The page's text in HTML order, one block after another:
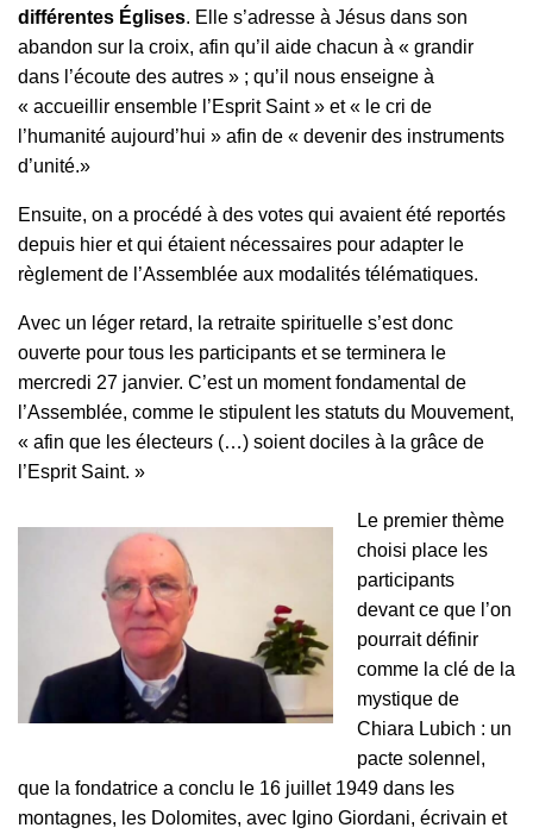
différentes Églises. Elle s’adresse à Jésus dans son
abandon sur la croix, afin qu’il aide chacun à « grandir
dans l’écoute des autres » ; qu’il nous enseigne à
« accueillir ensemble l’Esprit Saint » et « le cri de
l’humanité aujourd’hui » afin de « devenir des instruments
d’unité.»
Ensuite, on a procédé à des votes qui avaient été reportés
depuis hier et qui étaient nécessaires pour adapter le
règlement de l’Assemblée aux modalités télématiques.
Avec un léger retard, la retraite spirituelle s’est donc
ouverte pour tous les participants et se terminera le
mercredi 27 janvier. C’est un moment fondamental de
l’Assemblée, comme le stipulent les statuts du Mouvement,
« afin que les électeurs (…) soient dociles à la grâce de
l’Esprit Saint. »
Le premier thème
choisi place les
participants
devant ce que l’on
pourrait définir
comme la clé de la
mystique de
Chiara Lubich : un
pacte solennel,
que la fondatrice a conclu le 16 juillet 1949 dans les
montagnes, les Dolomites, avec Igino Giordani, écrivain et